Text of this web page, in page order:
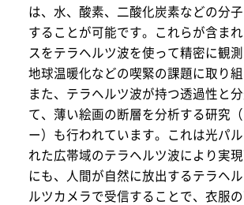
は、水、酸素、二酸化炭素などの分
することが可能です。これらが含ま
スをテラヘルツ波を使って精密に観測
地球温暖化などの喫緊の課題に取り組
また、テラヘルツ波が持つ透過性と
て、薄い絵画の断層を分析する研究
ー）も行われています。これは光パ
れた広帯域のテラヘルツ波により実
にも、人間が自然に放出するテラヘ
ルツカメラで受信することで、衣服